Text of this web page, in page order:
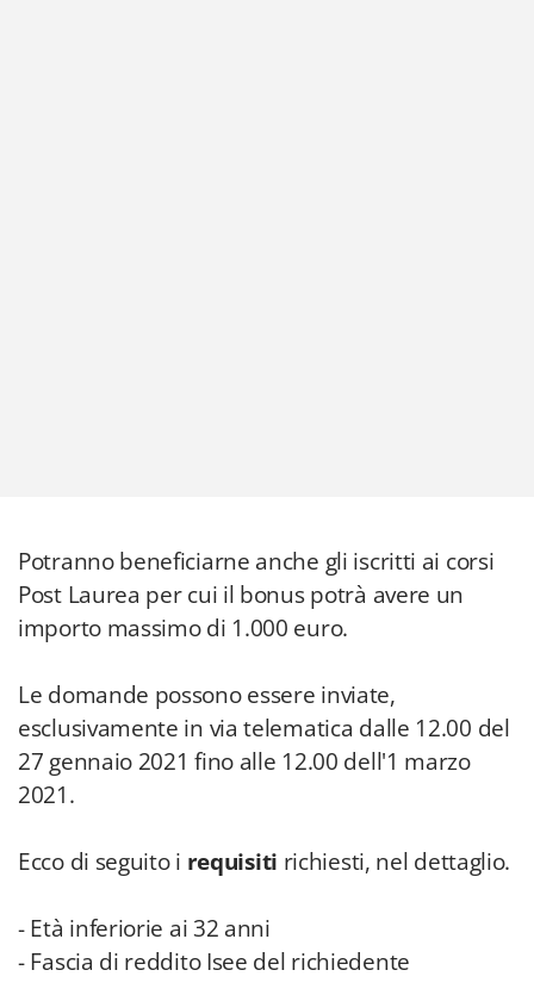
Potranno beneficiarne anche gli iscritti ai corsi
Post Laurea per cui il bonus potrà avere un
importo massimo di 1.000 euro.
Le domande possono essere inviate,
esclusivamente in via telematica dalle 12.00 del
27 gennaio 2021 fino alle 12.00 dell'1 marzo
2021.
Ecco di seguito i requisiti richiesti, nel dettaglio.
- Età inferiorie ai 32 anni
- Fascia di reddito Isee del richiedente